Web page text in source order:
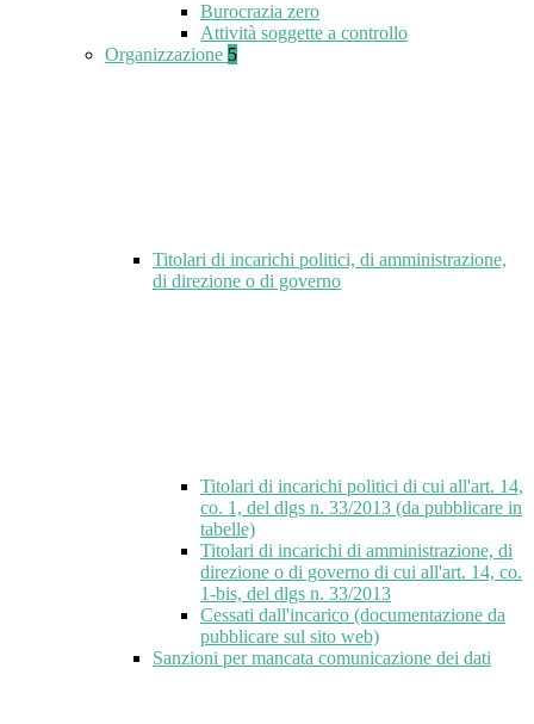
Burocrazia zero
Attività soggette a controllo
Organizzazione 5
Titolari di incarichi politici, di amministrazione,
di direzione o di governo
Titolari di incarichi politici di cui all'art. 14,
co. 1, del dlgs n. 33/2013 (da pubblicare in
tabelle)
Titolari di incarichi di amministrazione, di
direzione o di governo di cui all'art. 14, co.
1-bis, del dlgs n. 33/2013
Cessati dall'incarico (documentazione da
pubblicare sul sito web)
Sanzioni per mancata comunicazione dei dati